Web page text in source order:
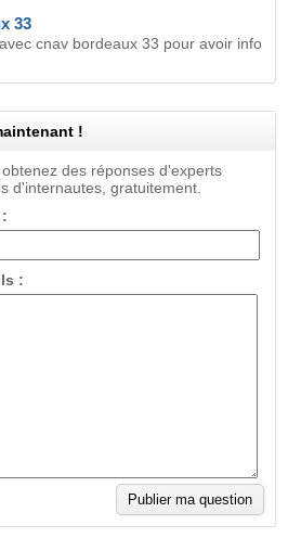
33
cnav bordeaux 33 pour avoir info
!
des réponses d'experts
d'internautes, gratuitement.
: